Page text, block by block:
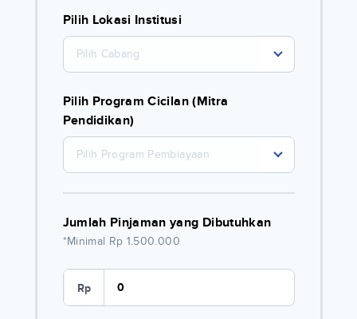
Pilih Lokasi Institusi
Pilih Cabang
Pilih Program Cicilan (Mitra
Pendidikan)
Pilih Program Pembiayaan
Jumlah Pinjaman yang Dibutuhkan
*Minimal Rp 1.500.000
Rp